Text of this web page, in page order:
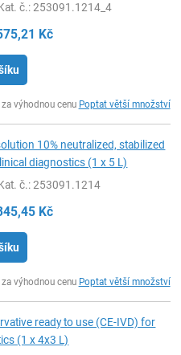
č.: 253091.1214_4
Kč
výhodnou cenu Poptat větší množství
10% neutralized, stabilized
diagnostics (1 x 5 L)
č.: 253091.1214
Kč
výhodnou cenu Poptat větší množství
ready to use (CE-IVD) for
(1 x 4x3 L)